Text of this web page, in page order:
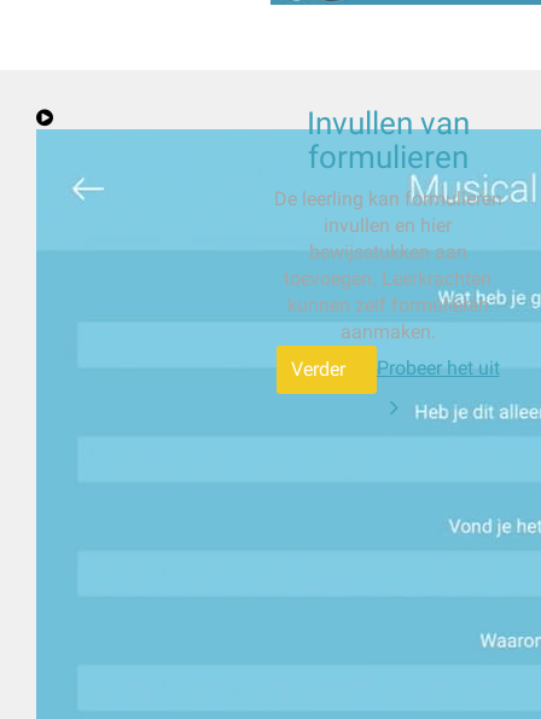
Invullen van
formulieren
De leerling kan formulieren
invullen en hier
bewijsstukken aan
toevoegen. Leerkrachten
kunnen zelf formulieren
aanmaken.
Verder
Probeer het uit